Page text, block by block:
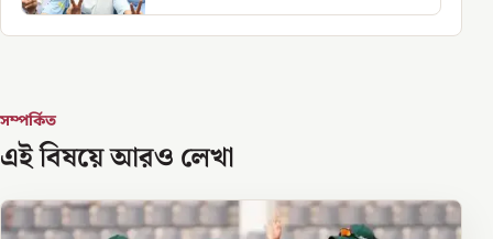
সম্পর্কিত
এই বিষয়ে আরও লেখা